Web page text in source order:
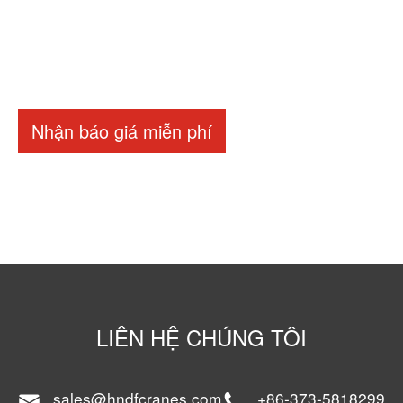
Nhận báo giá miễn phí
LIÊN HỆ CHÚNG TÔI
sales@hndfcranes.com +86-373-5818299